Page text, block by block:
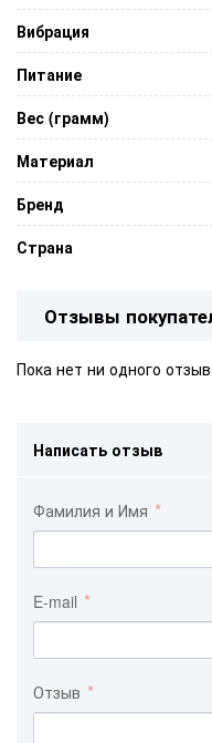
Вибрация
Питание
Вес (грамм)
Материал
Бренд
Страна
Отзывы
Пока нет ни одного
Написать отзыв
Фамилия и Имя
E-mail
Отзыв